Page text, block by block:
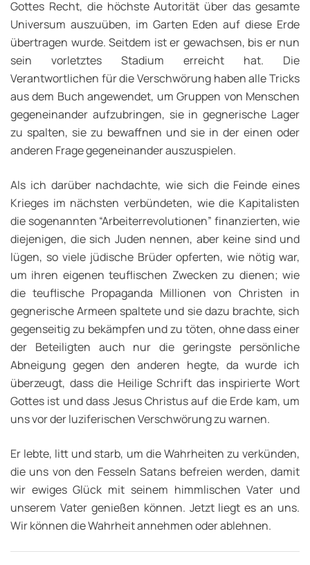
Gottes Recht, die höchste Autorität über das gesamte
Universum auszuüben, im Garten Eden auf diese Erde
übertragen wurde. Seitdem ist er gewachsen, bis er nun
sein vorletztes Stadium erreicht hat. Die
Verantwortlichen für die Verschwörung haben alle Tricks
aus dem Buch angewendet, um Gruppen von Menschen
gegeneinander aufzubringen, sie in gegnerische Lager
zu spalten, sie zu bewaffnen und sie in der einen oder
anderen Frage gegeneinander auszuspielen.
Als ich darüber nachdachte, wie sich die Feinde eines
Krieges im nächsten verbündeten, wie die Kapitalisten
die sogenannten “Arbeiterrevolutionen” finanzierten, wie
diejenigen, die sich Juden nennen, aber keine sind und
lügen, so viele jüdische Brüder opferten, wie nötig war,
um ihren eigenen teuflischen Zwecken zu dienen; wie
die teuflische Propaganda Millionen von Christen in
gegnerische Armeen spaltete und sie dazu brachte, sich
gegenseitig zu bekämpfen und zu töten, ohne dass einer
der Beteiligten auch nur die geringste persönliche
Abneigung gegen den anderen hegte, da wurde ich
überzeugt, dass die Heilige Schrift das inspirierte Wort
Gottes ist und dass Jesus Christus auf die Erde kam, um
uns vor der luziferischen Verschwörung zu warnen.
Er lebte, litt und starb, um die Wahrheiten zu verkünden,
die uns von den Fesseln Satans befreien werden, damit
wir ewiges Glück mit seinem himmlischen Vater und
unserem Vater genießen können. Jetzt liegt es an uns.
Wir können die Wahrheit annehmen oder ablehnen.